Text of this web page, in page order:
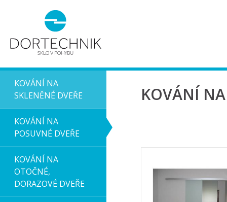
KOVÁNÍ
KOVÁNÍ NA
SKLENĚNÉ DVEŘE
KOVÁNÍ NA
POSUVNÉ DVEŘE
KOVÁNÍ NA
OTOČNÉ,
DORAZOVÉ DVEŘE